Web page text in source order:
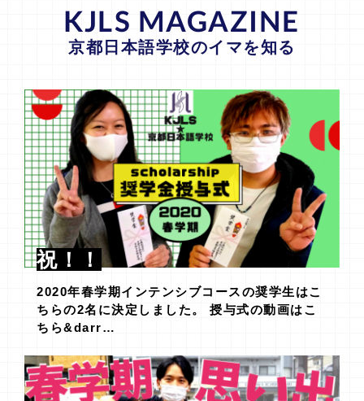
KJLS MAGAZINE
京都日本語学校のイマを知る
祝！！
2020年春学期インテンシブコースの奨学生はこ
ちらの2名に決定しました。 授与式の動画はこ
ちら&darr…